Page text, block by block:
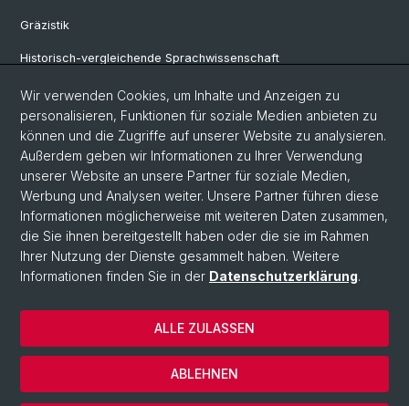
Gräzistik
Historisch-vergleichende Sprachwissenschaft
Klassische Archäologie
Latinistik
Ur- und Frühgeschichtliche und Provinzialrömische Archäologie
Vindonissa-Professur
© Universität Basel
Philosophisch-Historische Fakultät
Home
Datenschutzerklärung
Wir verwenden Cookies, um Inhalte und Anzeigen zu
personalisieren, Funktionen für soziale Medien anbieten zu
können und die Zugriffe auf unserer Website zu analysieren.
Außerdem geben wir Informationen zu Ihrer Verwendung
unserer Website an unsere Partner für soziale Medien,
Werbung und Analysen weiter. Unsere Partner führen diese
Informationen möglicherweise mit weiteren Daten zusammen,
die Sie ihnen bereitgestellt haben oder die sie im Rahmen
Ihrer Nutzung der Dienste gesammelt haben. Weitere
Informationen finden Sie in der Datenschutzerklärung.
ABLEHNEN
ALLE ZULASSEN